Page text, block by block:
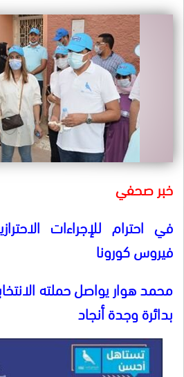
خبر صحفي
في احترام للإجراءات
فيروس كورونا
بدائرة وجدة أنجاد